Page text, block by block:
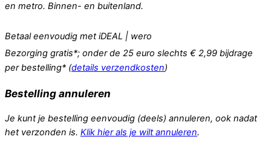
en metro. Binnen- en buitenland.
Betaal eenvoudig met iDEAL | wero
Bezorging gratis*; onder de 25 euro slechts € 2,99 bijdrage
per bestelling* (details verzendkosten)
Bestelling annuleren
Je kunt je bestelling eenvoudig (deels) annuleren, ook nadat
het verzonden is. Klik hier als je wilt annuleren.